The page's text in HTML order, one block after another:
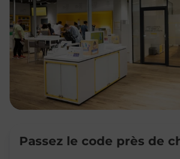
Passez le code près de